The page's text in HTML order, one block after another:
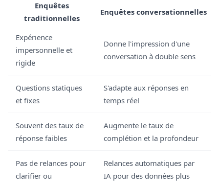
Enquêtes
traditionnelles
Enquêtes conversationnelles
Expérience
impersonnelle et
rigide
Donne l'impression d'une
conversation à double sens
Questions statiques
et fixes
S'adapte aux réponses en
temps réel
Souvent des taux de
réponse faibles
Augmente le taux de
complétion et la profondeur
Pas de relances pour
clarifier ou
Relances automatiques par
IA pour des données plus